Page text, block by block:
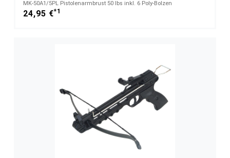
MK-50A1/5PL Pistolenarmbrust 50 lbs inkl. 6 Poly-Bolzen
24,95 €*1